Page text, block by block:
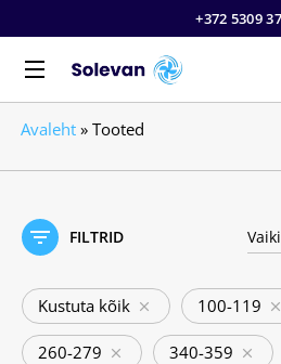
+372 5309
Avaleht » Tooted
FILTRID
Kustuta kõik 100-119
260-279 340-359